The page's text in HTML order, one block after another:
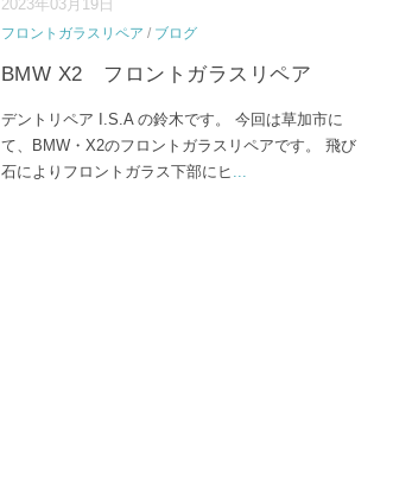
2023年03月19日
フロントガラスリペア / ブログ
BMW X2 フロントガラスリペア
デントリペア I.S.A の鈴木です。 今回は草加市に
て、BMW・X2のフロントガラスリペアです。 飛び
石によりフロントガラス下部にヒ ...